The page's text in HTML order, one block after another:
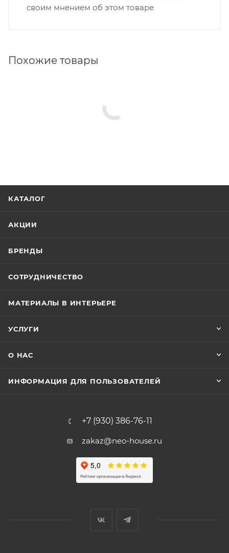
своим мнением об этом товаре
Похожие товары
КАТАЛОГ
АКЦИИ
БРЕНДЫ
СОТРУДНИЧЕСТВО
МАТЕРИАЛЫ В ИНТЕРЬЕРЕ
УСЛУГИ
О НАС
ИНФОРМАЦИЯ ДЛЯ ПОЛЬЗОВАТЕЛЕЙ
+7 (930) 386-76-11
zakaz@neo-house.ru